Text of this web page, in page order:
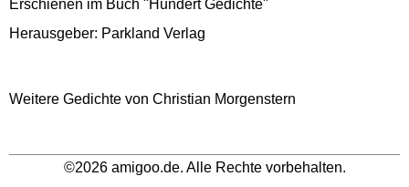
Erschienen im Buch "Hundert Gedichte"
Herausgeber: Parkland Verlag
Weitere Gedichte von Christian Morgenstern
©2026 amigoo.de. Alle Rechte vorbehalten.